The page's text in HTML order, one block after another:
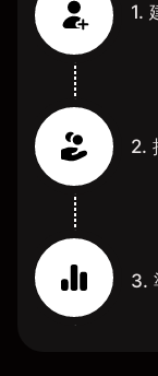
1.
2.
3.